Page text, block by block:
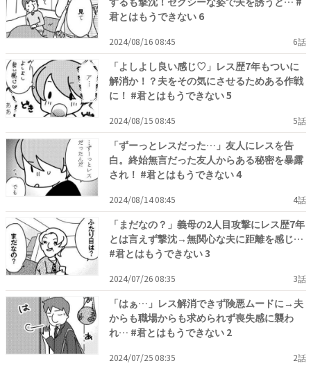
君とはもうできない 6
2024/08/16 08:45 6話
「よしよし良い感じ♡」レス歴7年もついに
解消か！？夫をその気にさせるためある作戦
に！ #君とはもうできない 5
2024/08/15 08:45 5話
「ずーっとレスだった…」友人にレスを告
白。終始無言だった友人からある秘密を暴露
され！ #君とはもうできない 4
2024/08/14 08:45 4話
「まだなの？」義母の2人目攻撃にレス歴7年
とは言えず撃沈→無関心な夫に距離を感じ…
#君とはもうできない 3
2024/07/26 08:35 3話
「はぁ…」レス解消できず険悪ムードに→夫
からも職場からも求められず喪失感に襲わ
れ… #君とはもうできない 2
2024/07/25 08:35 2話